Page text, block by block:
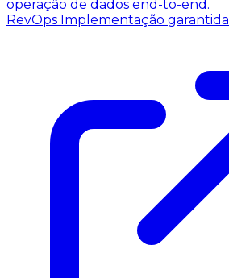
operação de dados end-to-end.
RevOps Implementação garantida